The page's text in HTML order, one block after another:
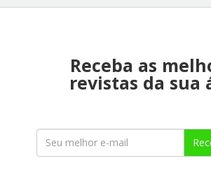
Receba as
revistas da sua